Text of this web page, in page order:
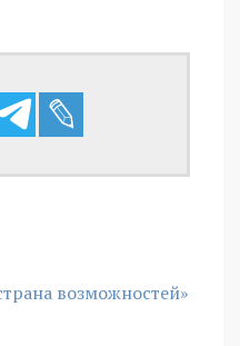
возможностей»